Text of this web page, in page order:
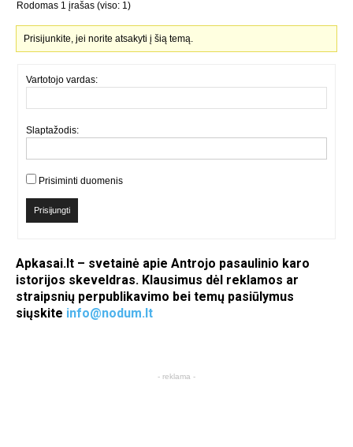
Rodomas 1 įrašas (viso: 1)
Prisijunkite, jei norite atsakyti į šią temą.
Vartotojo vardas:
Slaptažodis:
Prisiminti duomenis
Prisijungti
Apkasai.lt – svetainė apie Antrojo pasaulinio karo
istorijos skeveldras. Klausimus dėl reklamos ar
straipsnių perpublikavimo bei temų pasiūlymus
siųskite info@nodum.lt
- reklama -